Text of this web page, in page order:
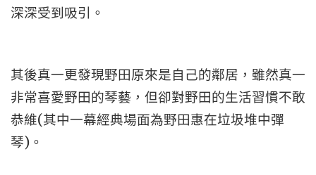
深深受到吸引。
其後真一更發現野田原來是自己的鄰居，雖然真一
非常喜愛野田的琴藝，但卻對野田的生活習慣不敢
恭維(其中一幕經典場面為野田惠在垃圾堆中彈
琴)。